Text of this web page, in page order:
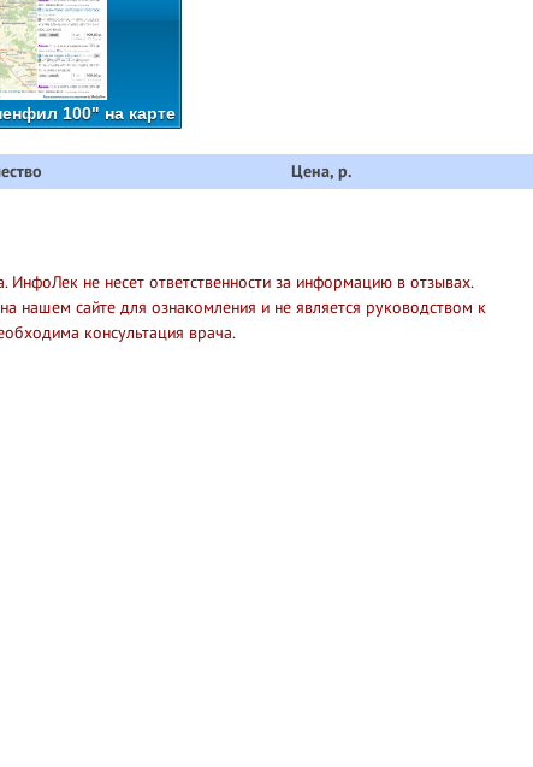
100" на карте
Цена, р.
ИнфоЛек не несет ответственности за информацию в отзывах.
нашем сайте для ознакомления и не является руководством к
консультация врача.